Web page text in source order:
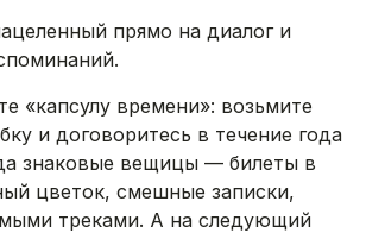
прямо на диалог и
«капсулу времени»: возьмите
и договоритесь в течение года
знаковые вещицы — билеты в
цветок, смешные записки,
треками. А на следующий